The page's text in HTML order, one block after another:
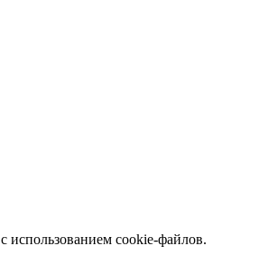
использованием cookie-файлов.